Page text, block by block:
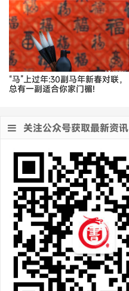
“马”上过年:30副马年新春对联，
总有一副适合你家门楣!
关注公众号获取最新资讯